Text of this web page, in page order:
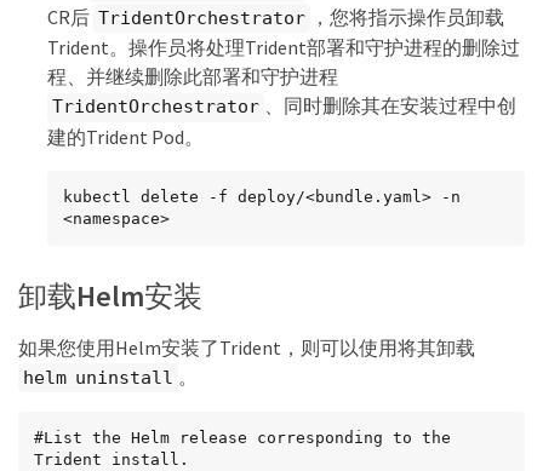
CR后 TridentOrchestrator
，您将指示操作员卸载
Trident。操作员将处理Trident部署和守护进程的删除过
程、并继续删除此部署和守护进程
TridentOrchestrator 、同时删除其在安装过程中创
建的Trident Pod。
kubectl delete -f deploy/<bundle.yaml> -n
<namespace>
卸载Helm安装
如果您使用Helm安装了Trident，则可以使用将其卸载
helm uninstall 。
#List the Helm release corresponding to the
Trident install.